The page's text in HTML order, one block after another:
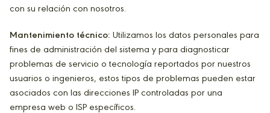
con su relación con nosotros.
Mantenimiento técnico: Utilizamos los datos personales para
fines de administración del sistema y para diagnosticar
problemas de servicio o tecnología reportados por nuestros
usuarios o ingenieros, estos tipos de problemas pueden estar
asociados con las direcciones IP controladas por una
empresa web o ISP específicos.